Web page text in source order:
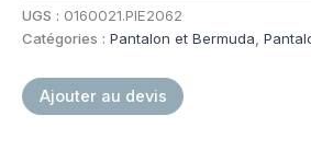
d'intervention
Été
Police
Municipale
UGS : 0160021.PIE2062
Catégories : Pantalon et Bermuda
Ajouter au devis